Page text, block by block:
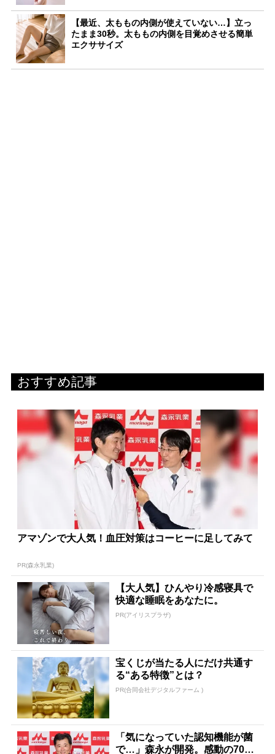
【最近、太ももの内側が使えていない…】立っ
たまま30秒。太ももの内側を目覚めさせる簡単
エクササイズ
おすすめ記事
アマゾンで大人気！血圧対策はコーヒーに足してみて
PR(森永乳業)
【大人気】ひんやり冷感寝具で
快適な睡眠をあなたに。
PR(アイリスプラザ)
宝くじが当たる人にだけ共通す
る“ある特徴”とは？
PR(合同会社デジタルファーム )
「気になっていた認知機能が菌
で…」森永が開発。感動の70代